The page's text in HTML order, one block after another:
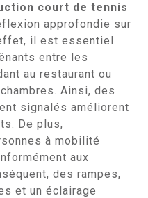
court de tennis
approfondie sur
il est essentiel
entre les
au restaurant ou
Ainsi, des
signalés améliorent
De plus,
à mobilité
aux
des rampes,
et un éclairage